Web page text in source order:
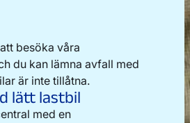
besöka våra
du kan lämna avfall med
är inte tillåtna.
lätt lastbil
med en